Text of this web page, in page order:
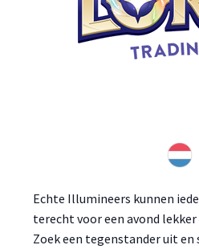
Echte Illumineers kunnen
terecht voor een avond lekker
Zoek een tegenstander uit en